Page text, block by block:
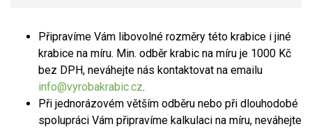
Připravíme Vám libovolné rozměry této krabice i jiné
krabice na míru. Min. odběr krabic na míru je 1000 Kč
bez DPH, neváhejte nás kontaktovat na emailu
info@vyrobakrabic.cz.
Při jednorázovém větším odběru nebo při dlouhodobé
spolupráci Vám připravíme kalkulaci na míru, neváhejte